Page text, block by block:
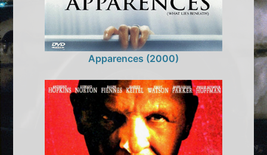
Apparences (2000)